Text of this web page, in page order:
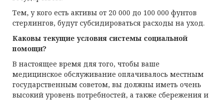
Тем, у кого есть активы от 20 000 до 100 000 фунтов
стерлингов, будут субсидироваться расходы на уход.
Каковы текущие условия системы социальной
помощи?
В настоящее время для того, чтобы ваше
медицинское обслуживание оплачивалось местным
государственным советом, вы должны иметь очень
высокий уровень потребностей, а также сбережения и